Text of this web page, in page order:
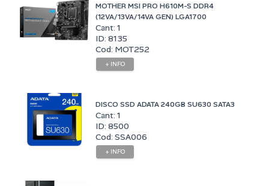
MOTHER MSI PRO H610M-S DDR4
(12VA/13VA/14VA GEN) LGA1700
Cant: 1
ID: 8135
Cod: MOT252
+ INFO
DISCO SSD ADATA 240GB SU630 SATA3
Cant: 1
ID: 8500
Cod: SSA006
+ INFO